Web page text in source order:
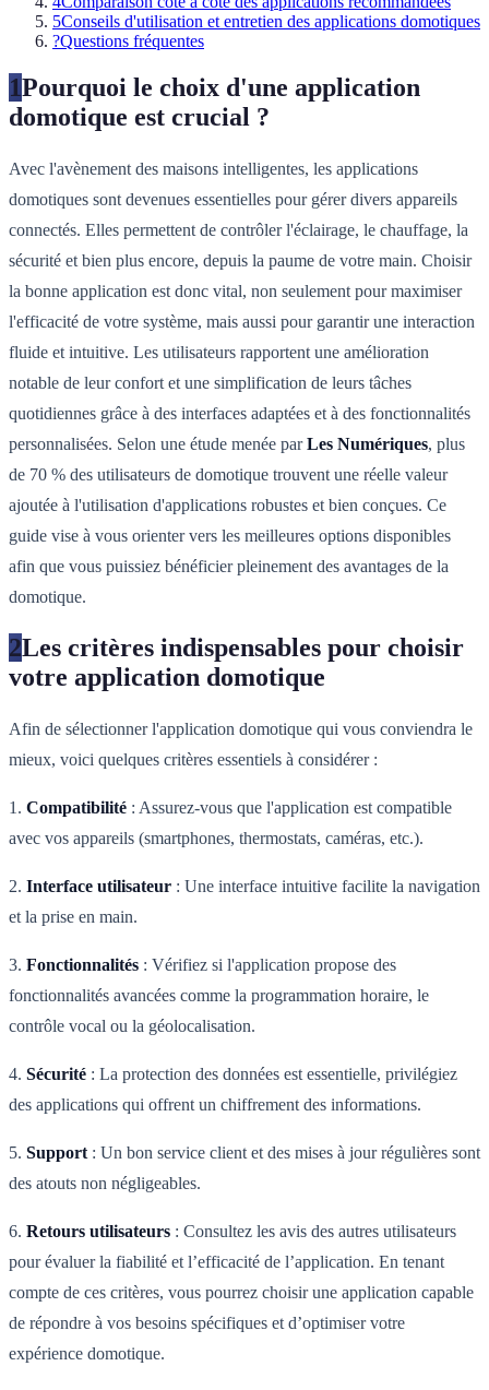
5Conseils d'utilisation et entretien des applications domotiques
?Questions fréquentes
1Pourquoi le choix d'une application
domotique est crucial ?
Avec l'avènement des maisons intelligentes, les applications
domotiques sont devenues essentielles pour gérer divers appareils
connectés. Elles permettent de contrôler l'éclairage, le chauffage, la
sécurité et bien plus encore, depuis la paume de votre main. Choisir
la bonne application est donc vital, non seulement pour maximiser
l'efficacité de votre système, mais aussi pour garantir une interaction
fluide et intuitive. Les utilisateurs rapportent une amélioration
notable de leur confort et une simplification de leurs tâches
quotidiennes grâce à des interfaces adaptées et à des fonctionnalités
personnalisées. Selon une étude menée parLes Numériques, plus
de 70 % des utilisateurs de domotique trouvent une réelle valeur
ajoutée à l'utilisation d'applications robustes et bien conçues. Ce
guide vise à vous orienter vers les meilleures options disponibles
afin que vous puissiez bénéficier pleinement des avantages de la
domotique.
2Les critères indispensables pour choisir
votre application domotique
Afin de sélectionner l'application domotique qui vous conviendra le
mieux, voici quelques critères essentiels à considérer :
1. Compatibilité : Assurez-vous que l'application est compatible
avec vos appareils (smartphones, thermostats, caméras, etc.).
2. Interface utilisateur : Une interface intuitive facilite la navigation
et la prise en main.
3. Fonctionnalités : Vérifiez si l'application propose des
fonctionnalités avancées comme la programmation horaire, le
contrôle vocal ou la géolocalisation.
4. Sécurité : La protection des données est essentielle, privilégiez
des applications qui offrent un chiffrement des informations.
5. Support : Un bon service client et des mises à jour régulières sont
des atouts non négligeables.
6. Retours utilisateurs : Consultez les avis des autres utilisateurs
pour évaluer la fiabilité et l’efficacité de l’application. En tenant
compte de ces critères, vous pourrez choisir une application capable
de répondre à vos besoins spécifiques et d’optimiser votre
expérience domotique.